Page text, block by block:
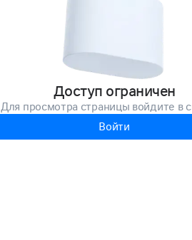
Доступ ограничен
Для просмотра страницы войдите в
Войти